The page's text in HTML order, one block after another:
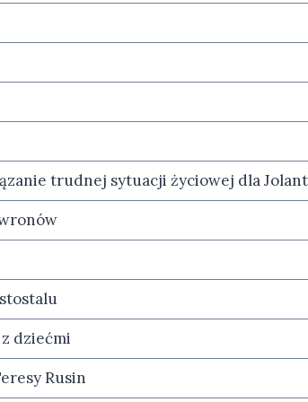
trudnej sytuacji życiowej dla
dziećmi
Rusin